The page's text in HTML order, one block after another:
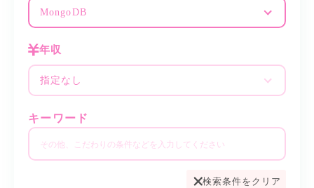
MongoDB
年収
指定なし
キーワード
検索条件をクリア